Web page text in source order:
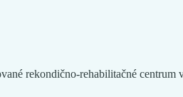
rekondično-rehabilitačné centrum